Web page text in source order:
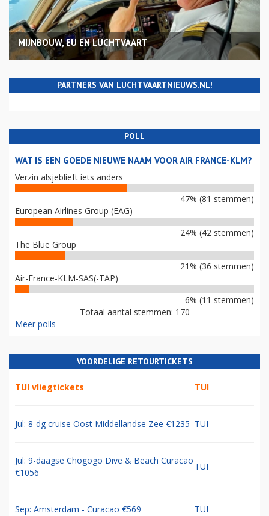
MIJNBOUW, EU EN LUCHTVAART
PARTNERS VAN LUCHTVAARTNIEUWS.NL!
POLL
WAT IS EEN GOEDE NIEUWE NAAM VOOR AIR FRANCE-KLM?
Verzin alsjeblieft iets anders
47% (81 stemmen)
European Airlines Group (EAG)
24% (42 stemmen)
The Blue Group
21% (36 stemmen)
Air-France-KLM-SAS(-TAP)
6% (11 stemmen)
Totaal aantal stemmen: 170
Meer polls
VOORDELIGE RETOURTICKETS
TUI vliegtickets TUI
Jul: 8-dg cruise Oost Middellandse Zee €1235 TUI
Jul: 9-daagse Chogogo Dive & Beach Curacao
€1056
TUI
Sep: Amsterdam - Curacao €569 TUI